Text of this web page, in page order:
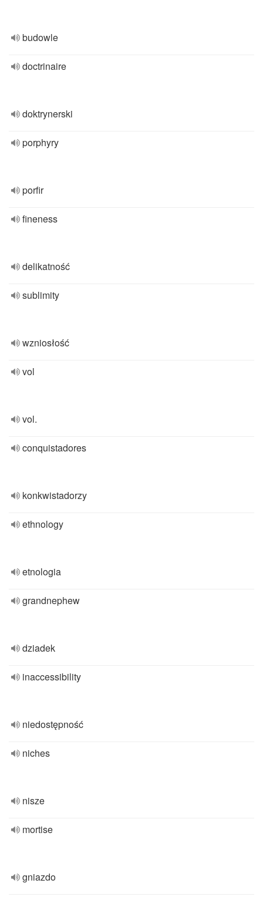
budowle
doctrinaire
doktrynerski
porphyry
porfir
fineness
delikatność
sublimity
wzniosłość
vol
vol.
conquistadores
konkwistadorzy
ethnology
etnologia
grandnephew
dziadek
inaccessibility
niedostępność
niches
nisze
mortise
gniazdo